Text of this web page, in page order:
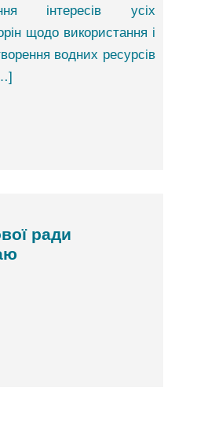
інтересів усіх
щодо використання і
водних ресурсів
ради